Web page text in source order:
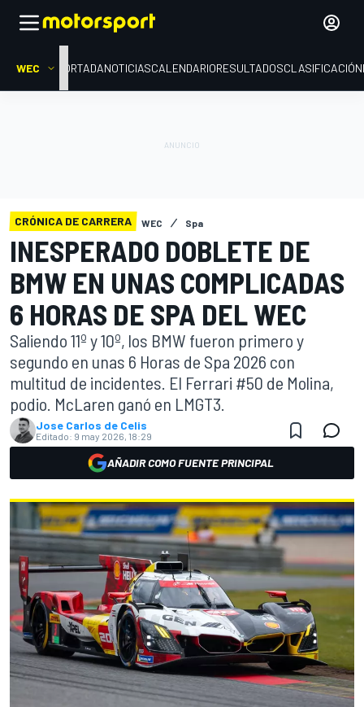
WEC PORTADANOTICIASCALENDARIORESULTADOSCLASIFICACIÓN
CRÓNICA DE CARRERA WEC Spa
INESPERADO DOBLETE DE
BMW EN UNAS COMPLICADAS
6 HORAS DE SPA DEL WEC
Saliendo 11º y 10º, los BMW fueron primero y
segundo en unas 6 Horas de Spa 2026 con
multitud de incidentes. El Ferrari #50 de Molina,
podio. McLaren ganó en LMGT3.
Jose Carlos de Celis
Editado: 9 may 2026, 18:29
AÑADIR COMO FUENTE PRINCIPAL